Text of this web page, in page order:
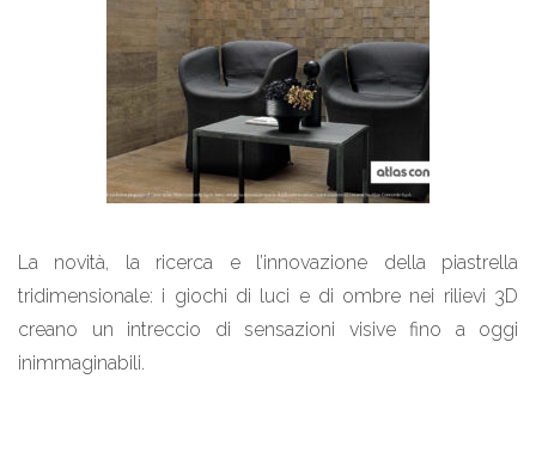
La novità, la ricerca e l’innovazione della piastrella
tridimensionale: i giochi di luci e di ombre nei rilievi 3D
creano un intreccio di sensazioni visive fino a oggi
inimmaginabili.